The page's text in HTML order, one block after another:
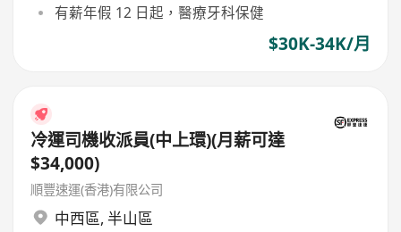
有薪年假 12 日起，醫療牙科保健
$30K-34K/月
冷運司機收派員(中上環)(月薪可達
$34,000)
順豐速運(香港)有限公司
中西區, 半山區